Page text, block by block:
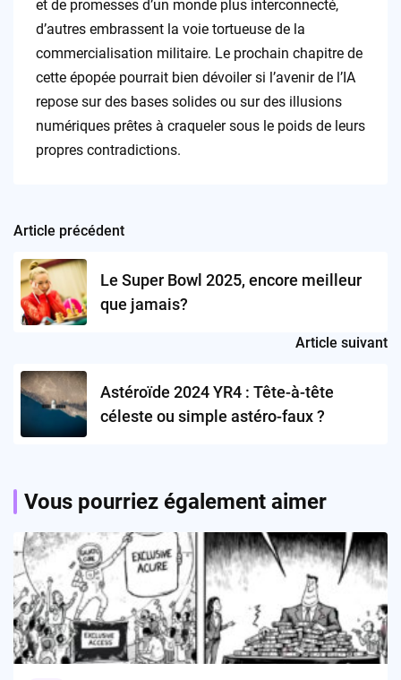
et de promesses d’un monde plus interconnecté,
d’autres embrassent la voie tortueuse de la
commercialisation militaire. Le prochain chapitre de
cette épopée pourrait bien dévoiler si l’avenir de l’IA
repose sur des bases solides ou sur des illusions
numériques prêtes à craqueler sous le poids de leurs
propres contradictions.
Post
navigation
Article précédent
Le Super Bowl 2025, encore meilleur
que jamais?
Article suivant
Astéroïde 2024 YR4 : Tête-à-tête
céleste ou simple astéro-faux ?
Vous pourriez également aimer